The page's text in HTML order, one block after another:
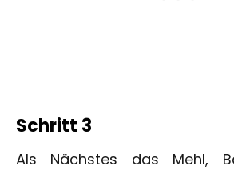
Schritt 3
Als Nächstes das Mehl,